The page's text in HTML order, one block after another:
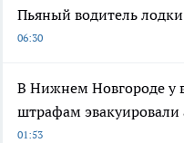
Пьяный водитель
06:30
В Нижнем Новгороде у
штрафам эвакуировали
01:53